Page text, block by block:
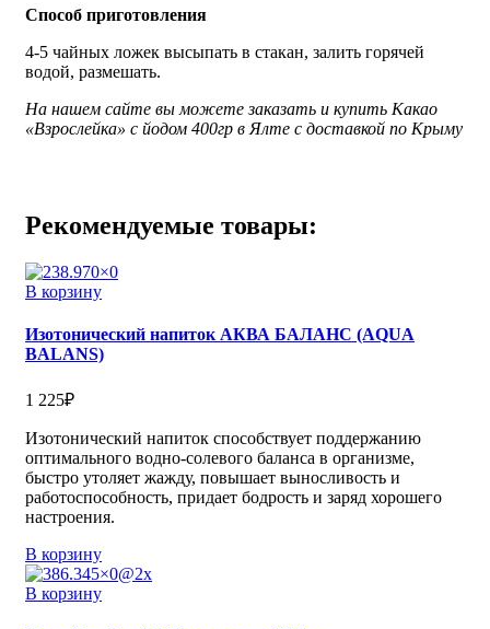
Способ приготовления
4-5 чайных ложек высыпать в стакан, залить горячей
водой, размешать.
На нашем сайте вы можете заказать и купить Какао
«Взрослейка» с йодом 400гр в Ялте с доставкой по Крыму
Рекомендуемые товары:
В корзину
Изотонический напиток АКВА БАЛАНС (AQUA
BALANS)
1 225₽
Изотонический напиток способствует поддержанию
оптимального водно-солевого баланса в организме,
быстро утоляет жажду, повышает выносливость и
работоспособность, придает бодрость и заряд хорошего
настроения.
В корзину
В корзину